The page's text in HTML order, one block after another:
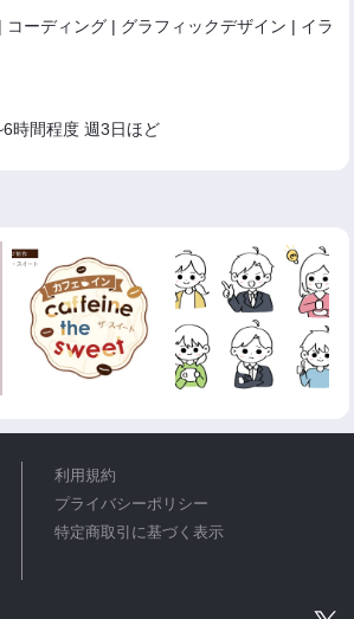
コーディング | グラフィックデザイン | イラ
時間程度 週3日ほど
利用規約
プライバシーポリシー
特定商取引に基づく表示